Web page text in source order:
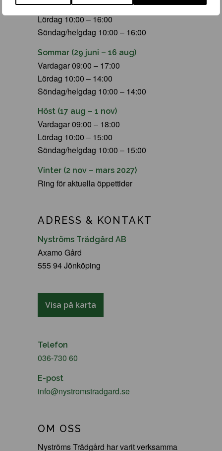
Vardagar 09:00 – 19:00
Lördag 10:00 – 16:00
Söndag/helgdag 10:00 – 16:00
Sommar (29 juni – 16 aug)
Vardagar 09:00 – 17:00
Lördag 10:00 – 14:00
Söndag/helgdag 10:00 – 14:00
Höst (17 aug – 1 nov)
Vardagar 09:00 – 18:00
Lördag 10:00 – 15:00
Söndag/helgdag 10:00 – 15:00
Vinter (2 nov – mars 2027)
Ring för aktuella öppettider
ADRESS & KONTAKT
Nyströms Trädgård AB
Axamo Gård
555 94 Jönköping
Visa på karta
Telefon
036-730 60
E-post
info@nystromstradgard.se
OM OSS
Nyströms Trädgård har varit verksamma